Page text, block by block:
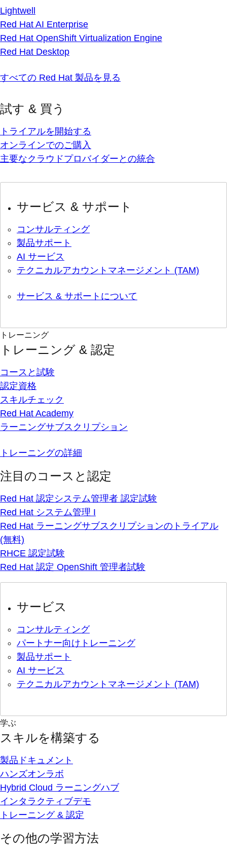
Lightwell
Red Hat AI Enterprise
Red Hat OpenShift Virtualization Engine
Red Hat Desktop
すべての Red Hat 製品を見る
試す & 買う
トライアルを開始する
オンラインでのご購入
主要なクラウドプロバイダーとの統合
サービス & サポート
コンサルティング
製品サポート
AI サービス
テクニカルアカウントマネージメント (TAM)
サービス & サポートについて
トレーニング
トレーニング & 認定
コースと試験
認定資格
スキルチェック
Red Hat Academy
ラーニングサブスクリプション
トレーニングの詳細
注目のコースと認定
Red Hat 認定システム管理者 認定試験
Red Hat システム管理 I
Red Hat ラーニングサブスクリプションのトライアル
(無料)
RHCE 認定試験
Red Hat 認定 OpenShift 管理者試験
サービス
コンサルティング
パートナー向けトレーニング
製品サポート
AI サービス
テクニカルアカウントマネージメント (TAM)
学ぶ
スキルを構築する
製品ドキュメント
ハンズオンラボ
Hybrid Cloud ラーニングハブ
インタラクティブデモ
トレーニング & 認定
その他の学習方法